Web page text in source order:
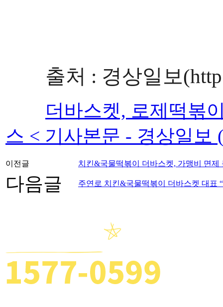
출처 : 경상일보
더바스켓, 로제떡볶
스 < 기사본문 - 경상일보
이전글 치킨&국물떡볶이 더바스켓, 가맹비 면제
다음글 주연로 치킨&국물떡볶이 더바스켓 대표